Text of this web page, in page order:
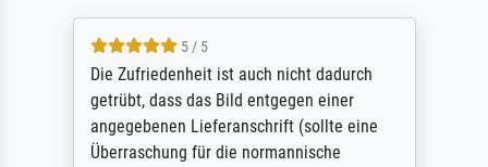
5 / 5
Die Zufriedenheit ist auch nicht dadurch
getrübt, dass das Bild entgegen einer
angegebenen Lieferanschrift (sollte eine
Überraschung für die normannische